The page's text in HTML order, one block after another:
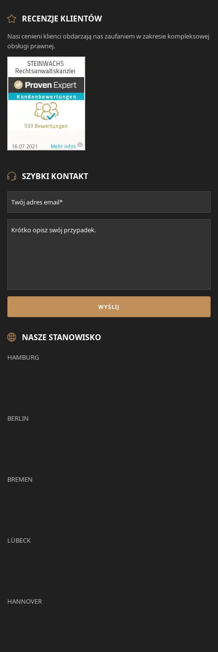
RECENZJE KLIENTÓW
Nasi cenieni klienci obdarzają nas zaufaniem w zakresie kompleksowej
obsługi prawnej.
SZYBKI KONTAKT
NASZE STANOWISKO
HAMBURG
BERLIN
BREMEN
LÜBECK
HANNOVER